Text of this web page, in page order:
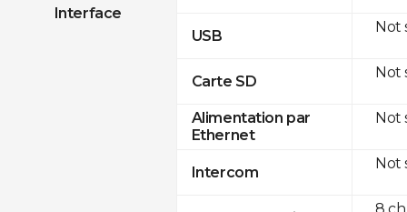
Interface
USB
Carte SD
Alimentation par
Ethernet
Intercom
Not
Not
Not
Not